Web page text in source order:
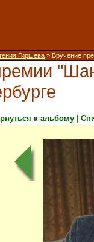
Гиршева » Вручение
к альбому